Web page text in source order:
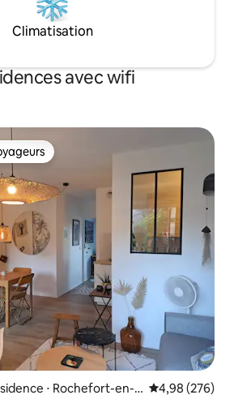
Climatisation
avec wifi
les plus appréciés
⋅ Rochefort-en-T Évaluation
4,98 (276)